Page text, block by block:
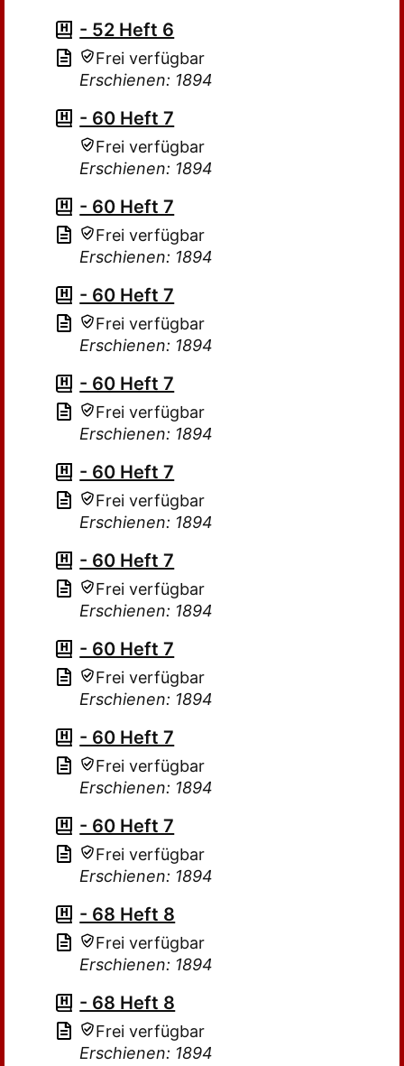
- 52 Heft 6
Frei verfügbar
Erschienen: 1894
- 60 Heft 7
Frei verfügbar
Erschienen: 1894
- 60 Heft 7
Frei verfügbar
Erschienen: 1894
- 60 Heft 7
Frei verfügbar
Erschienen: 1894
- 60 Heft 7
Frei verfügbar
Erschienen: 1894
- 60 Heft 7
Frei verfügbar
Erschienen: 1894
- 60 Heft 7
Frei verfügbar
Erschienen: 1894
- 60 Heft 7
Frei verfügbar
Erschienen: 1894
- 60 Heft 7
Frei verfügbar
Erschienen: 1894
- 60 Heft 7
Frei verfügbar
Erschienen: 1894
- 68 Heft 8
Frei verfügbar
Erschienen: 1894
- 68 Heft 8
Frei verfügbar
Erschienen: 1894